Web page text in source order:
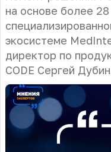
на основе более
экосистеме
директор по
CODE Сергей